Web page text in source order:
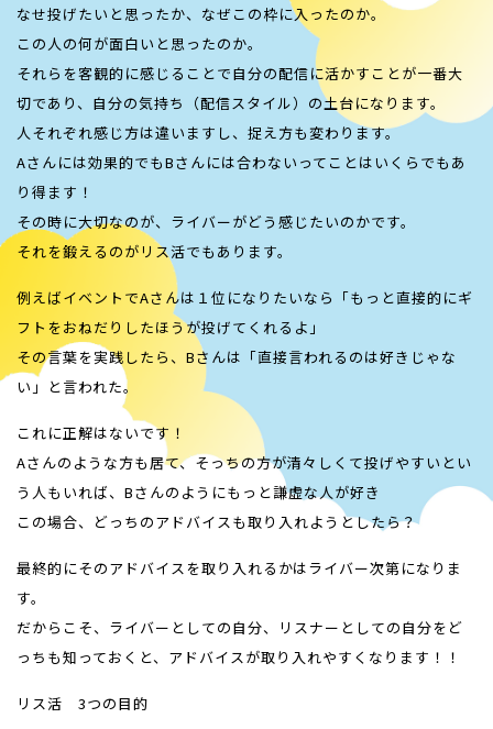
なせ投げたいと思ったか、なぜこの枠に入ったのか。
この人の何が面白いと思ったのか。
それらを客観的に感じることで自分の配信に活かすことが一番大
切であり、自分の気持ち（配信スタイル）の土台になります。
人それぞれ感じ方は違いますし、捉え方も変わります。
Aさんには効果的でもBさんには合わないってことはいくらでもあ
り得ます！
その時に大切なのが、ライバーがどう感じたいのかです。
それを鍛えるのがリス活でもあります。
例えばイベントでAさんは１位になりたいなら「もっと直接的にギ
フトをおねだりしたほうが投げてくれるよ」
その言葉を実践したら、Bさんは「直接言われるのは好きじゃな
い」と言われた。
これに正解はないです！
Aさんのような方も居て、そっちの方が清々しくて投げやすいとい
う人もいれば、Bさんのようにもっと謙虚な人が好き
この場合、どっちのアドバイスも取り入れようとしたら？
最終的にそのアドバイスを取り入れるかはライバー次第になりま
す。
だからこそ、ライバーとしての自分、リスナーとしての自分をど
っちも知っておくと、アドバイスが取り入れやすくなります！！
リス活 3つの目的